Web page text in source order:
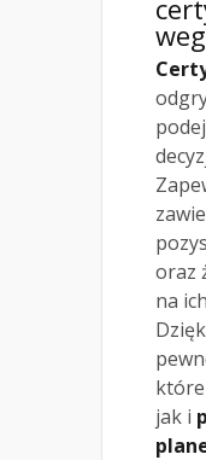
oraz
na
jak i